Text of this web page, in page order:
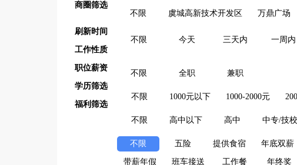
商圈筛选
不限
虞城高新技术开发区 万鼎广场
刷新时间
不限
今天 三天内 一周内
工作性质
不限 全职 兼职
职位薪资
不限 1000元以下 1000-2000元
学历筛选
不限 高中以下 高中 中专/技校
福利筛选
不限 五险 提供食宿 年底双薪
带薪年假 班车接送 工作餐 年终奖